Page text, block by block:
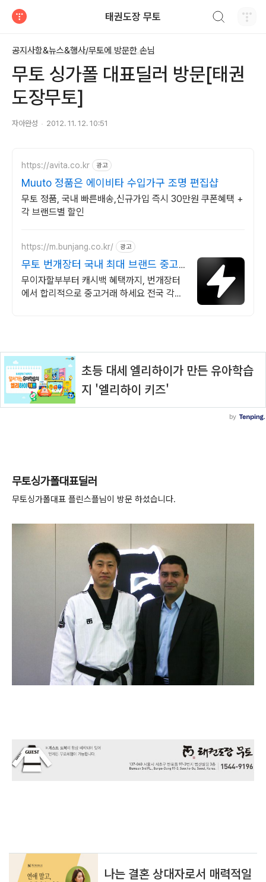
태권도장 무토
공지사항&뉴스&행사/무토에 방문한 손님
무토 싱가폴 대표딜러 방문[태권
도장무토]
자아완성 2012. 11. 12. 10:51
https://avita.co.kr 광고
Muuto 정품은 에이비타 수입가구 조명 편집샵
무토 정품, 국내 빠른배송,신규가입 즉시 30만원 쿠폰혜택 +
각 브랜드별 할인
https://m.bunjang.co.kr/ 광고
무토 번개장터 국내 최대 브랜드 중고
거래
무이자할부부터 캐시백 혜택까지, 번개장터
에서 합리적으로 중고거래 하세요 전국 각지
무토싱가폴대표딜러
무토싱가폴대표 플린스플님이 방문 하셨습니다.